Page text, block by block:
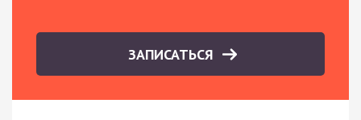
ЗАПИСАТЬСЯ